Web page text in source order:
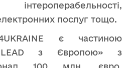
послуг тощо.
є частиною
LEAD з Європою» з